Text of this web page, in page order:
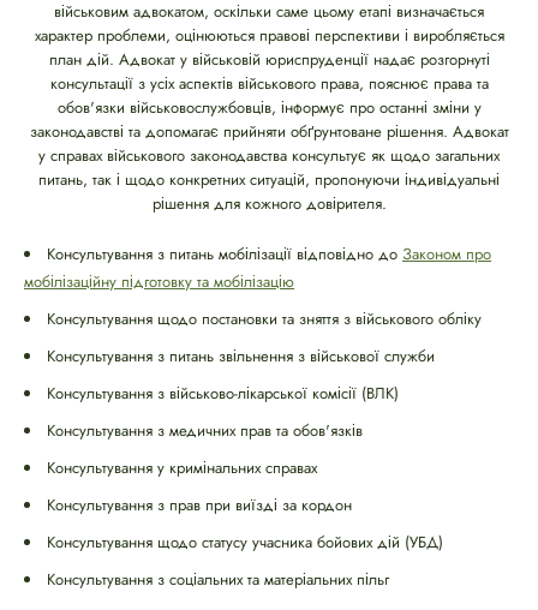
військовим адвокатом, оскільки саме цьому етапі визначається
характер проблеми, оцінюються правові перспективи і виробляється
план дій. Адвокат у військовій юриспруденції надає розгорнуті
консультації з усіх аспектів військового права, пояснює права та
обов'язки військовослужбовців, інформує про останні зміни у
законодавстві та допомагає прийняти обґрунтоване рішення. Адвокат
у справах військового законодавства консультує як щодо загальних
питань, так і щодо конкретних ситуацій, пропонуючи індивідуальні
рішення для кожного довірителя.
Консультування з питань мобілізації відповідно до Законом про
мобілізаційну підготовку та мобілізацію
Консультування щодо постановки та зняття з військового обліку
Консультування з питань звільнення з військової служби
Консультування з військово-лікарської комісії (ВЛК)
Консультування з медичних прав та обов'язків
Консультування у кримінальних справах
Консультування з прав при виїзді за кордон
Консультування щодо статусу учасника бойових дій (УБД)
Консультування з соціальних та матеріальних пільг